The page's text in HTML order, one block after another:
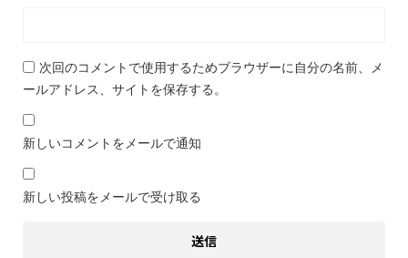
次回のコメントで使用するためブラウザーに自分の名前、メ
ールアドレス、サイトを保存する。
新しいコメントをメールで通知
新しい投稿をメールで受け取る